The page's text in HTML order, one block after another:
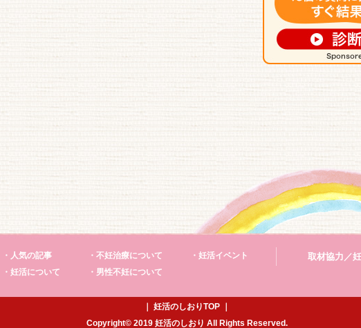
・人気の記事 ・不妊治療について
・妊活イベント
・妊活について
・男性不妊について
取材協力／
妊活のしおりTOP
Copyright© 2019 妊活のしおり All Rights Reserved.